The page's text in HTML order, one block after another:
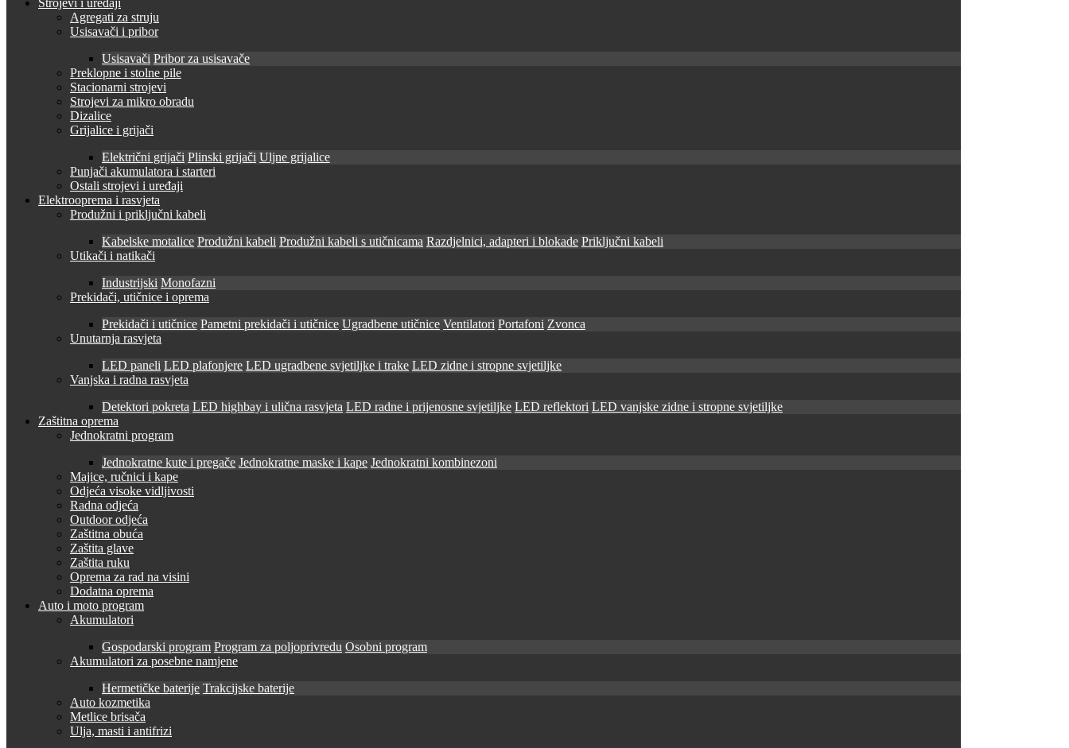
Strojevi i uređaji
Agregati za struju
Usisavači i pribor
Usisavači Pribor za usisavače
Preklopne i stolne pile
Stacionarni strojevi
Strojevi za mikro obradu
Dizalice
Grijalice i grijači
Električni grijači Plinski grijači Uljne grijalice
Punjači akumulatora i starteri
Ostali strojevi i uređaji
Elektrooprema i rasvjeta
Produžni i priključni kabeli
Kabelske motalice Produžni kabeli Produžni kabeli s utičnicama Razdjelnici, adapteri i blokade Priključni kabeli
Utikači i natikači
Industrijski Monofazni
Prekidači, utičnice i oprema
Prekidači i utičnice Pametni prekidači i utičnice Ugradbene utičnice Ventilatori Portafoni Zvonca
Unutarnja rasvjeta
LED paneli LED plafonjere LED ugradbene svjetiljke i trake LED zidne i stropne svjetiljke
Vanjska i radna rasvjeta
Detektori pokreta LED highbay i ulična rasvjeta LED radne i prijenosne svjetiljke LED reflektori LED vanjske zidne i stropne svjetiljke
Zaštitna oprema
Jednokratni program
Jednokratne kute i pregače Jednokratne maske i kape Jednokratni kombinezoni
Majice, ručnici i kape
Odjeća visoke vidljivosti
Radna odjeća
Outdoor odjeća
Zaštitna obuća
Zaštita glave
Zaštita ruku
Oprema za rad na visini
Dodatna oprema
Auto i moto program
Akumulatori
Gospodarski program Program za poljoprivredu Osobni program
Akumulatori za posebne namjene
Hermetičke baterije Trakcijske baterije
Auto kozmetika
Metlice brisača
Ulja, masti i antifrizi